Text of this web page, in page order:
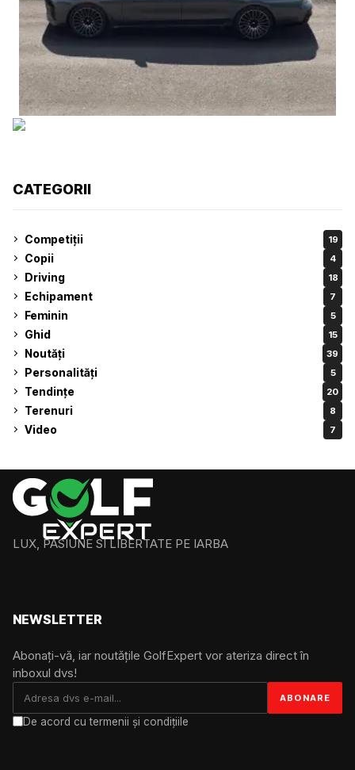
CATEGORII
Competiții 19
Copii 4
Driving 18
Echipament 7
Feminin 5
Ghid 15
Noutăți 39
Personalități 5
Tendințe 20
Terenuri 8
Video 7
LUX, PASIUNE SI LIBERTATE PE IARBA
NEWSLETTER
Abonați-vă, iar noutățile GolfExpert vor ateriza direct în
inboxul dvs!
De acord cu termenii și condițiile